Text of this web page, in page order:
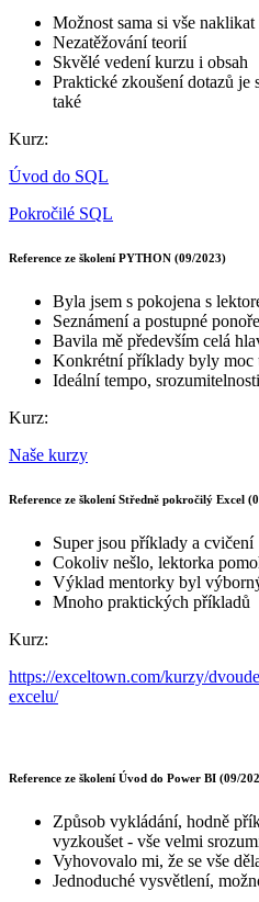
Možnost sama si vše naklikat
Nezatěžování teorií
Skvělé vedení kurzu i obsah
Praktické zkoušení dotazů je
také
Kurz:
Úvod do SQL
Pokročilé SQL
Reference ze školení PYTHON (09/2023)
Byla jsem s pokojena s
Seznámení a postupné
Bavila mě především celá
Konkrétní příklady byly moc
Ideální tempo,
Kurz:
Naše kurzy
Reference ze školení Středně pokročilý Excel
Super jsou příklady a cvičení
Cokoliv nešlo, lektorka
Výklad mentorky byl
Mnoho praktických příkladů
Kurz:
https://exceltown.com/kurzy/
excelu/
Reference ze školení Úvod do Power BI (09/
Způsob vykládání, hodně
vyzkoušet - vše velmi
Vyhovovalo mi, že se vše
Jednoduché vysvětlení,